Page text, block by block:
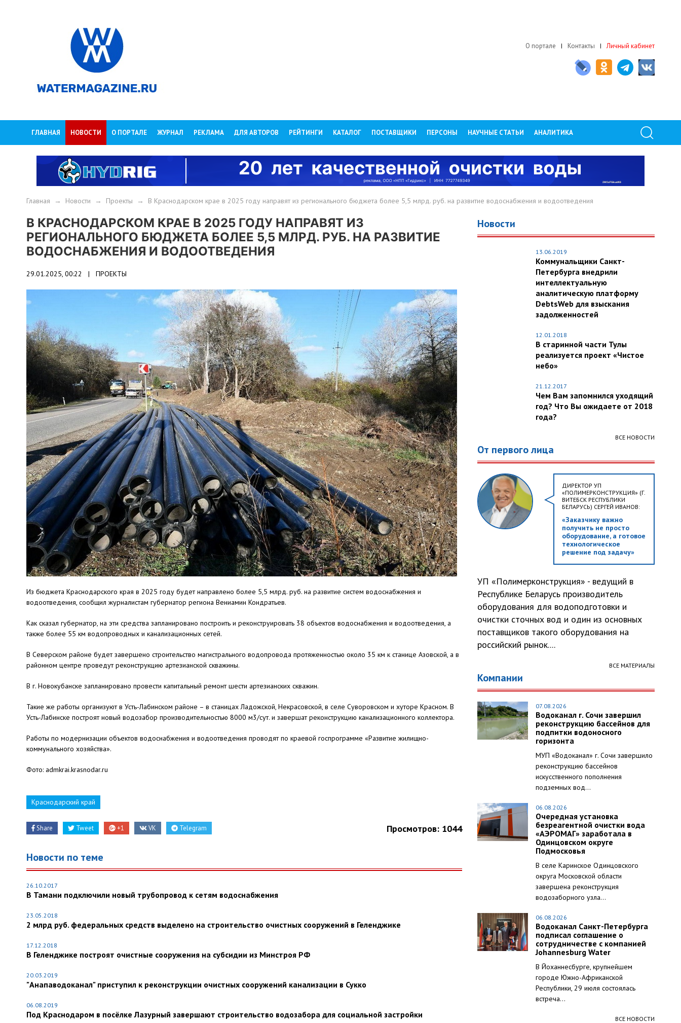
О портале Контакты Личный кабинет
ГЛАВНАЯ НОВОСТИ О ПОРТАЛЕ ЖУРНАЛ РЕКЛАМА ДЛЯ АВТОРОВ РЕЙТИНГИ КАТАЛОГ ПОСТАВЩИКИ ПЕРСОНЫ НАУЧНЫЕ СТАТЬИ АНАЛИТИКА
Главная → Новости → Проекты → В Краснодарском крае в 2025 году направят из регионального бюджета более 5,5 млрд. руб. на развитие водоснабжения и водоотведения
В КРАСНОДАРСКОМ КРАЕ В 2025 ГОДУ НАПРАВЯТ ИЗ
РЕГИОНАЛЬНОГО БЮДЖЕТА БОЛЕЕ 5,5 МЛРД. РУБ. НА РАЗВИТИЕ
ВОДОСНАБЖЕНИЯ И ВОДООТВЕДЕНИЯ
29.01.2025, 00:22 | ПРОЕКТЫ
Из бюджета Краснодарского края в 2025 году будет направлено более 5,5 млрд. руб. на развитие систем водоснабжения и
водоотведения, сообщил журналистам губернатор региона Вениамин Кондратьев.
Как сказал губернатор, на эти средства запланировано построить и реконструировать 38 объектов водоснабжения и водоотведения, а
также более 55 км водопроводных и канализационных сетей.
В Северском районе будет завершено строительство магистрального водопровода протяженностью около 35 км к станице Азовской, а в
районном центре проведут реконструкцию артезианской скважины.
В г. Новокубанске запланировано провести капитальный ремонт шести артезианских скважин.
Такие же работы организуют в Усть-Лабинском районе – в станицах Ладожской, Некрасовской, в селе Суворовском и хуторе Красном. В
Усть-Лабинске построят новый водозабор производительностью 8000 м3/сут. и завершат реконструкцию канализационного коллектора.
Работы по модернизации объектов водоснабжения и водоотведения проводят по краевой госпрограмме «Развитие жилищно-
коммунального хозяйства».
Фото: admkrai.krasnodar.ru
Краснодарский край
Share Tweet +1 VK Telegram Просмотров: 1044
Новости по теме
26.10.2017
В Тамани подключили новый трубопровод к сетям водоснабжения
23.05.2018
2 млрд руб. федеральных средств выделено на строительство очистных сооружений в Геленджике
17.12.2018
В Геленджике построят очистные сооружения на субсидии из Минстроя РФ
20.03.2019
"Анапаводоканал" приступил к реконструкции очистных сооружений канализации в Сукко
06.08.2019
Под Краснодаром в посёлке Лазурный завершают строительство водозабора для социальной застройки
Новости
13.06.2019
Коммунальщики Санкт-
Петербурга внедрили
интеллектуальную
аналитическую платформу
DebtsWeb для взыскания
задолженностей
12.01.2018
В старинной части Тулы
реализуется проект «Чистое
небо»
21.12.2017
Чем Вам запомнился уходящий
год? Что Вы ожидаете от 2018
года?
ВСЕ НОВОСТИ
От первого лица
ДИРЕКТОР УП
«ПОЛИМЕРКОНСТРУКЦИЯ» (Г.
ВИТЕБСК РЕСПУБЛИКИ
БЕЛАРУСЬ) СЕРГЕЙ ИВАНОВ:
«Заказчику важно
получить не просто
оборудование, а готовое
технологическое
решение под задачу»
УП «Полимерконструкция» - ведущий в
Республике Беларусь производитель
оборудования для водоподготовки и
очистки сточных вод и один из основных
поставщиков такого оборудования на
российский рынок....
ВСЕ МАТЕРИАЛЫ
Компании
07.08.2026
Водоканал г. Сочи завершил
реконструкцию бассейнов для
подпитки водоносного
горизонта
МУП «Водоканал» г. Сочи завершило
реконструкцию бассейнов
искусственного пополнения
подземных вод...
06.08.2026
Очередная установка
безреагентной очистки вода
«АЭРОМАГ» заработала в
Одинцовском округе
Подмосковья
В селе Каринское Одинцовского
округа Московской области
завершена реконструкция
водозаборного узла...
06.08.2026
Водоканал Санкт-Петербурга
подписал соглашение о
сотрудничестве с компанией
Johannesburg Water
В Йоханнесбурге, крупнейшем
городе Южно-Африканской
Республики, 29 июля состоялась
встреча...
ВСЕ НОВОСТИ